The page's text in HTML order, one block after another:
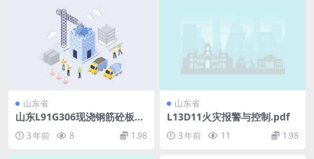
山东省
山东L91G306现浇钢筋砼板式
3 年前 8 1.98
山东省
L13D11火灾报警与控制.pdf
3 年前 11 1.98